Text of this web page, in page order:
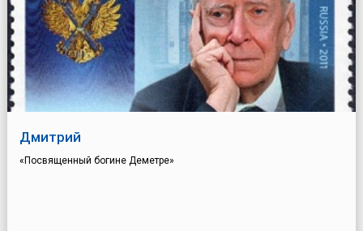
Дмитрий
«Посвященный богине Деметре»